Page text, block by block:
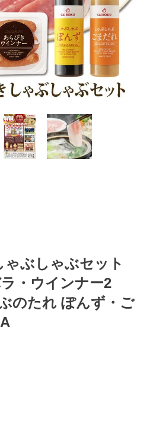
ぶしゃぶセット
・ウインナー2
のたれ ぽんず・ご